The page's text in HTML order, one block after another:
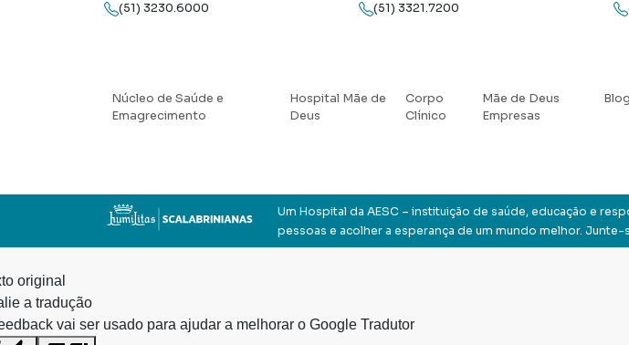
(51) 3230.6000
(51) 3321.7200
Núcleo de Saúde e
Emagrecimento
Hospital Mãe de
Deus
Corpo
Clínico
Mãe de Deus
Empresas
Blog
Um Hospital da AESC – instituição de saúde, educação e
pessoas e acolher a esperança de um mundo melhor. Junte-
original
a tradução
vai ser usado para ajudar a melhorar o Google Tradutor